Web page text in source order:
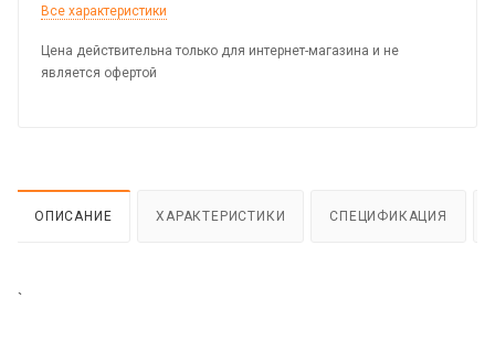
Все характеристики
Цена действительна только для интернет-магазина и не
является офертой
ОПИСАНИЕ ХАРАКТЕРИСТИКИ СПЕЦИФИКАЦИЯ
`